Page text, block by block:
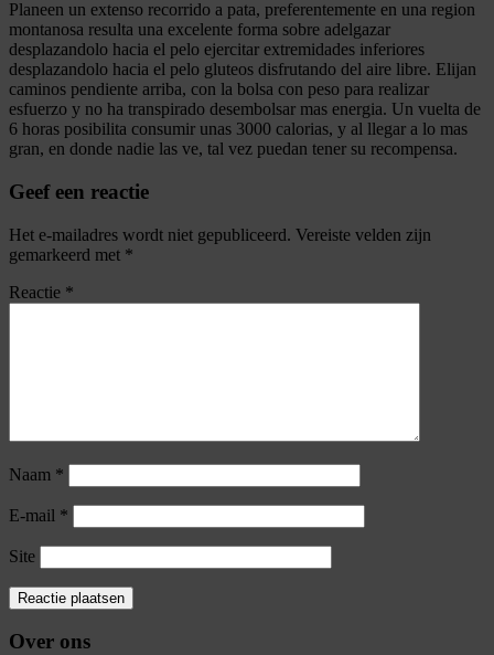
Planeen un extenso recorrido a pata, preferentemente en una region
montanosa resulta una excelente forma sobre adelgazar
desplazandolo hacia el pelo ejercitar extremidades inferiores
desplazandolo hacia el pelo gluteos disfrutando del aire libre. Elijan
caminos pendiente arriba, con la bolsa con peso para realizar
esfuerzo y no ha transpirado desembolsar mas energia. Un vuelta de
6 horas posibilita consumir unas 3000 calorias, y al llegar a lo mas
gran, en donde nadie las ve, tal vez puedan tener su recompensa.
Geef een reactie
Het e-mailadres wordt niet gepubliceerd. Vereiste velden zijn
gemarkeerd met *
Reactie *
Naam *
E-mail *
Site
Over ons